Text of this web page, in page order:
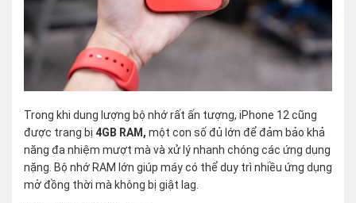
Trong khi dung lượng bộ nhớ rất ấn tượng, iPhone 12 cũng
được trang bị 4GB RAM, một con số đủ lớn để đảm bảo khả
năng đa nhiệm mượt mà và xử lý nhanh chóng các ứng dụng
nặng. Bộ nhớ RAM lớn giúp máy có thể duy trì nhiều ứng dụng
mở đồng thời mà không bị giật lag.